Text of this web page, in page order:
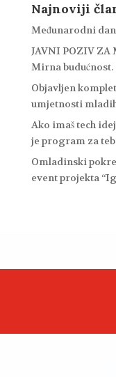
Najnoviji
Međunarodni
JAVNI POZIV ZA
Mirna
Objavljen
umjetnosti
Ako imaš tech
je program za
Omladinski
event projekta